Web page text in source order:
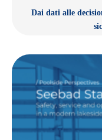
Dai dati alle